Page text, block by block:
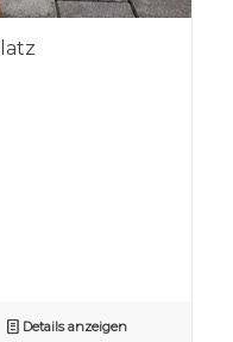
Details anzeigen